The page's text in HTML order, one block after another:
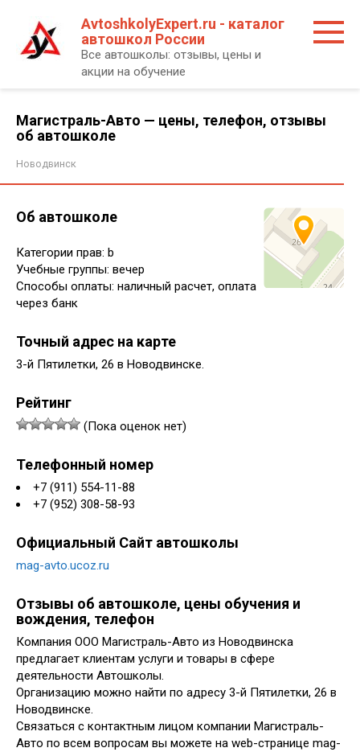
контенту
AvtoshkolyExpert.ru - каталог
автошкол России
Все автошколы: отзывы, цены и
акции на обучение
Магистраль-Авто — цены, телефон, отзывы
об автошколе
Новодвинск
Об автошколе
Категории прав: b
Учебные группы: вечер
Способы оплаты: наличный расчет, оплата
через банк
Точный адрес на карте
3-й Пятилетки, 26 в Новодвинске.
Рейтинг
(Пока оценок нет)
Телефонный номер
+7 (911) 554-11-88
+7 (952) 308-58-93
Официальный Сайт автошколы
mag-avto.ucoz.ru
Отзывы об автошколе, цены обучения и
вождения, телефон
Компания ООО Магистраль-Авто из Новодвинска
предлагает клиентам услуги и товары в сфере
деятельности Автошколы.
Организацию можно найти по адресу 3-й Пятилетки, 26 в
Новодвинске.
Связаться с контактным лицом компании Магистраль-
Авто по всем вопросам вы можете на web-странице mag-